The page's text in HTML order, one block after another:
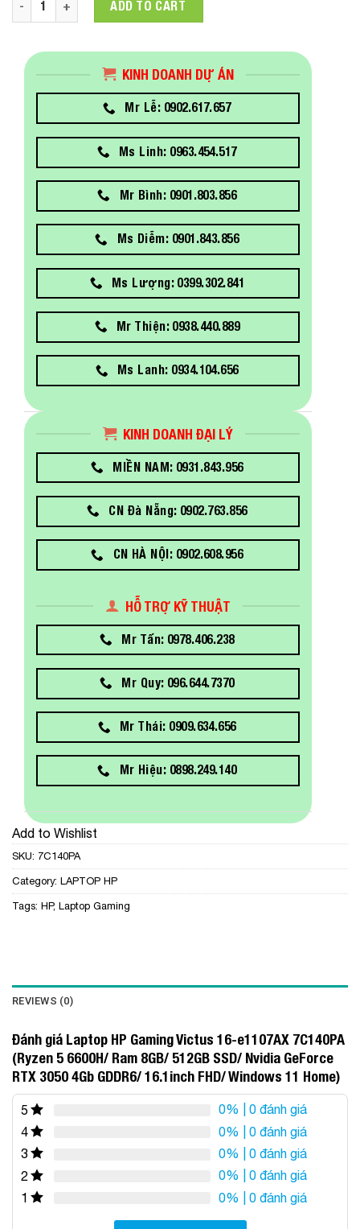
ADD TO CART
KINH DOANH DỰ ÁN
Mr Lễ: 0902.617.657
Ms Linh: 0963.454.517
Mr Bình: 0901.803.856
Ms Diễm: 0901.843.856
Ms Lượng: 0399.302.841
Mr Thiện: 0938.440.889
Ms Lanh: 0934.104.656
KINH DOANH ĐẠI LÝ
MIỀN NAM: 0931.843.956
CN Đà Nẵng: 0902.763.856
CN HÀ NỘI: 0902.608.956
HỖ TRỢ KỸ THUẬT
Mr Tấn: 0978.406.238
Mr Quy: 096.644.7370
Mr Thái: 0909.634.656
Mr Hiệu: 0898.249.140
Add to Wishlist
SKU: 7C140PA
Category: LAPTOP HP
Tags: HP, Laptop Gaming
REVIEWS (0)
Đánh giá Laptop HP Gaming Victus 16-e1107AX 7C140PA
(Ryzen 5 6600H/ Ram 8GB/ 512GB SSD/ Nvidia GeForce
RTX 3050 4Gb GDDR6/ 16.1inch FHD/ Windows 11 Home)
5 0% | 0 đánh giá
4
0% | 0 đánh giá
3
0% | 0 đánh giá
2
0% | 0 đánh giá
1
0% | 0 đánh giá